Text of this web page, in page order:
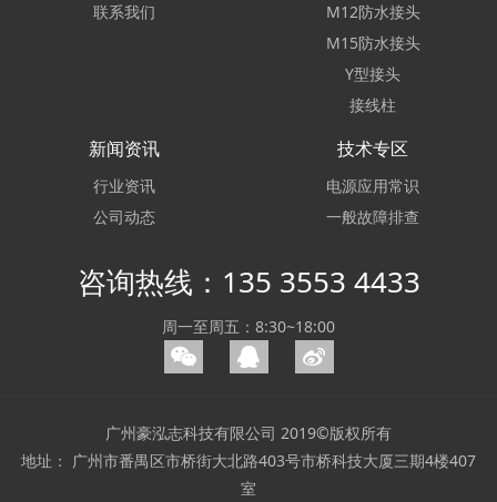
联系我们
M12防水接头
M15防水接头
Y型接头
接线柱
新闻资讯
行业资讯
公司动态
技术专区
电源应用常识
一般故障排查
咨询热线：135 3553 4433
周一至周五：8:30~18:00
广州豪泓志科技有限公司 2019©版权所有
地址： 广州市番禺区市桥街大北路403号市桥科技大厦三期4楼407
室